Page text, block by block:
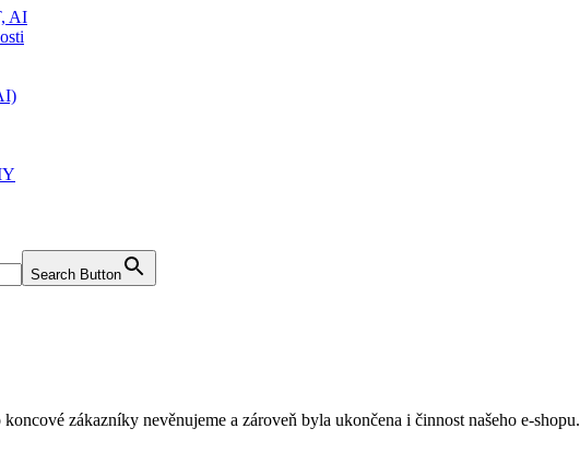
AI
Search Button
zákazníky nevěnujeme a zároveň byla ukončena i činnost našeho e-shopu.